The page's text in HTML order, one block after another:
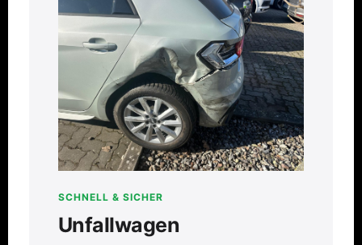
SCHNELL & SICHER
Unfallwagen